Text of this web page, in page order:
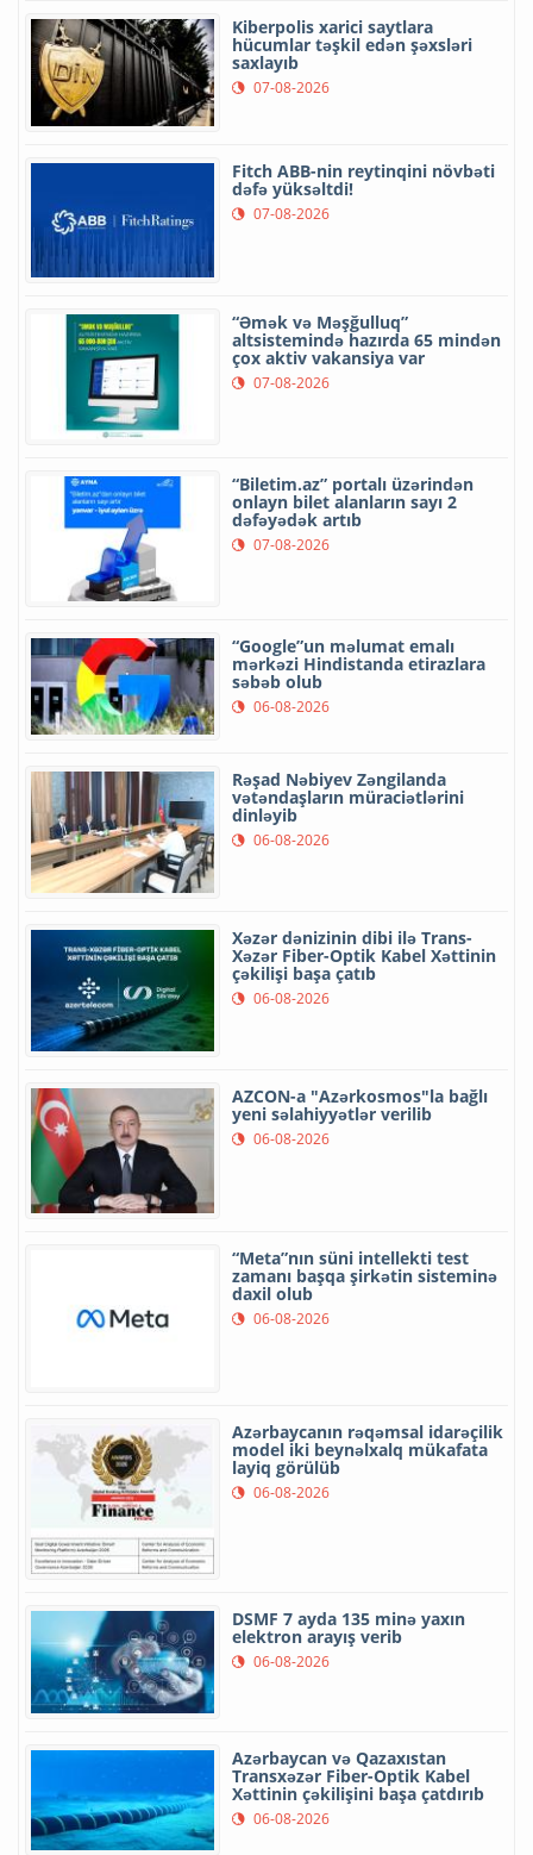
Kiberpolis xarici saytlara
hücumlar təşkil edən şəxsləri
saxlayıb
07-08-2026
Fitch ABB-nin reytinqini növbəti
dəfə yüksəltdi!
07-08-2026
“Əmək və Məşğulluq”
altsistemində hazırda 65 mindən
çox aktiv vakansiya var
07-08-2026
“Biletim.az” portalı üzərindən
onlayn bilet alanların sayı 2
dəfəyədək artıb
07-08-2026
“Google”un məlumat emalı
mərkəzi Hindistanda etirazlara
səbəb olub
06-08-2026
Rəşad Nəbiyev Zəngilanda
vətəndaşların müraciətlərini
dinləyib
06-08-2026
Xəzər dənizinin dibi ilə Trans-
Xəzər Fiber-Optik Kabel Xəttinin
çəkilişi başa çatıb
06-08-2026
AZCON-a "Azərkosmos"la bağlı
yeni səlahiyyətlər verilib
06-08-2026
“Meta”nın süni intellekti test
zamanı başqa şirkətin sisteminə
daxil olub
06-08-2026
Azərbaycanın rəqəmsal idarəçilik
model iki beynəlxalq mükafata
layiq görülüb
06-08-2026
DSMF 7 ayda 135 minə yaxın
elektron arayış verib
06-08-2026
Azərbaycan və Qazaxıstan
Transxəzər Fiber-Optik Kabel
Xəttinin çəkilişini başa çatdırıb
06-08-2026